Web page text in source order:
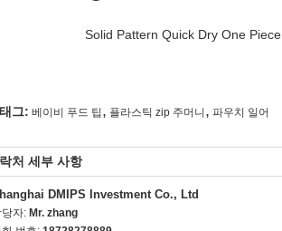
Solid Pattern Quick Dry One
태그: 베이비 푸드 팁, 플라스틱 zip 주머니, 파우치 일어
처 세부 사항
DMIPS Investment Co., Ltd
당자: Mr. zhang